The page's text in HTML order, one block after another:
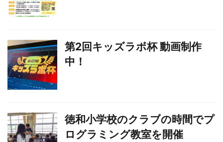
第2回キッズラボ杯 動画制作
中！
徳和小学校のクラブの時間でプ
ログラミング教室を開催